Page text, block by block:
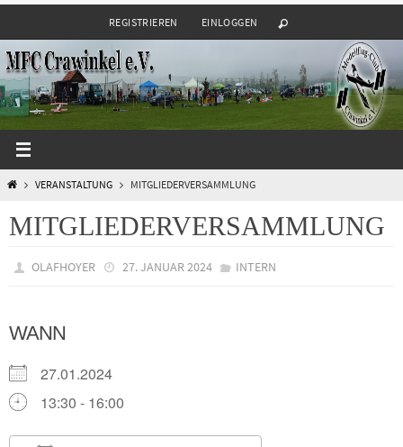
Inhalt
springen
REGISTRIEREN EINLOGGEN
STARTVERANSTALTUNG MITGLIEDERVERSAMMLUNG
MITGLIEDERVERSAMMLUNG
OLAFHOYER 27. JANUAR 2024 INTERN
WANN
27.01.2024
13:30 - 16:00